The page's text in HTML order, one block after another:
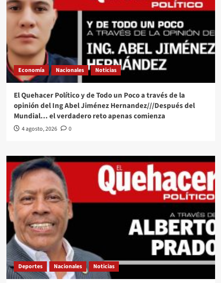
Economía Nacionales Noticias
El Quehacer Político y de Todo un Poco a través de la
opinión del Ing Abel Jiménez Hernandez///Después del
Mundial… el verdadero reto apenas comienza
4 agosto, 2026 0
Deportes Nacionales Noticias